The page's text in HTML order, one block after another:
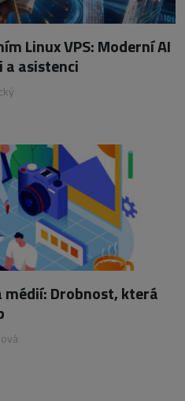
Linux VPS: Moderní AI
asistenci
Drobnost, která